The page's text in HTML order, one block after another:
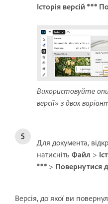
Історія версій
Використовуйте
версії» з двох
Для документа,
натисніть Файл >
> Повернутися
Версія, до якої ви